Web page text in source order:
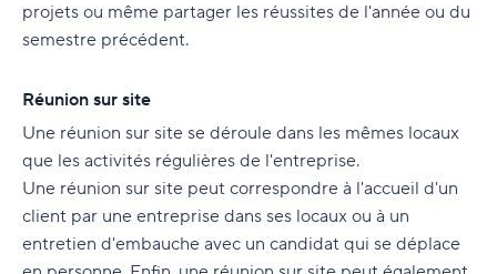
projets ou même partager les réussites de l'année ou du
semestre précédent.
Réunion sur site
Une réunion sur site se déroule dans les mêmes locaux
que les activités régulières de l'entreprise.
Une réunion sur site peut correspondre à l'accueil d'un
client par une entreprise dans ses locaux ou à un
entretien d'embauche avec un candidat qui se déplace